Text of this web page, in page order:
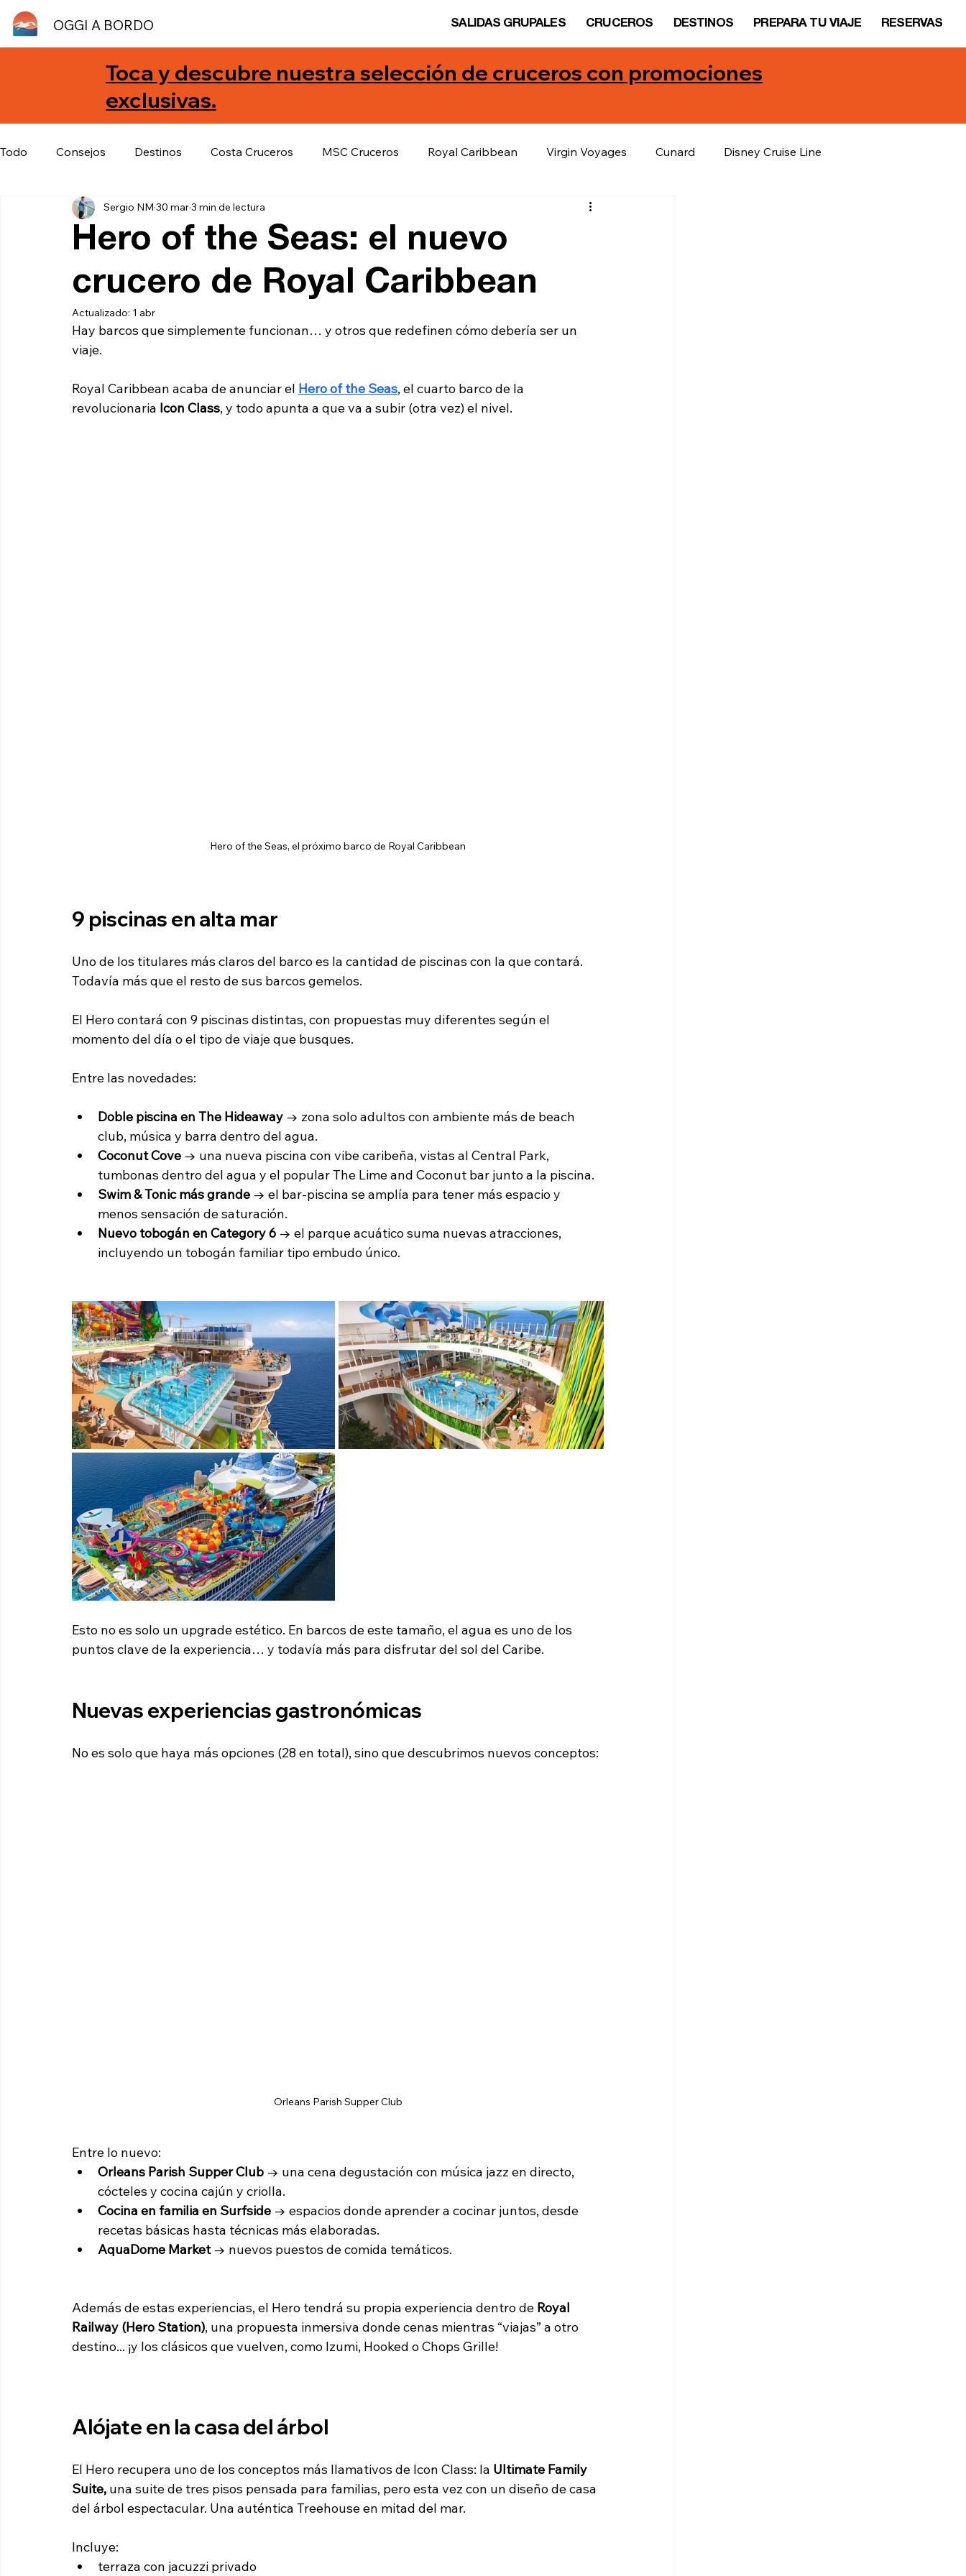
OGGI A BORDO SALIDAS GRUPALES CRUCEROS DESTINOS PREPARA TU VIAJE RESERVAS
Toca y descubre nuestra selección de cruceros con promociones
exclusivas.
Todo Consejos Destinos Costa Cruceros MSC Cruceros Royal Caribbean Virgin Voyages Cunard Disney Cruise Line
Norwegian Cruise Line Noticias
Hero of the Seas: el nuevo
crucero de Royal Caribbean
Sergio NM 30 mar3 min de lectura
Actualizado: 1 abr
Hay barcos que simplemente funcionan… y otros que redefinen cómo debería ser un
viaje.
Royal Caribbean acaba de anunciar el Hero of the Seas, el cuarto barco de la
revolucionaria Icon Class, y todo apunta a que va a subir (otra vez) el nivel.
Hero of the Seas, el próximo barco de Royal Caribbean
9 piscinas en alta mar
Uno de los titulares más claros del barco es la cantidad de piscinas con la que contará.
Todavía más que el resto de sus barcos gemelos.
El Hero contará con 9 piscinas distintas, con propuestas muy diferentes según el
momento del día o el tipo de viaje que busques.
Entre las novedades:
Doble piscina en The Hideaway → zona solo adultos con ambiente más de beach
club, música y barra dentro del agua.
Coconut Cove → una nueva piscina con vibe caribeña, vistas al Central Park,
tumbonas dentro del agua y el popular The Lime and Coconut bar junto a la piscina.
Swim & Tonic más grande → el bar-piscina se amplía para tener más espacio y
menos sensación de saturación.
Nuevo tobogán en Category 6 → el parque acuático suma nuevas atracciones,
incluyendo un tobogán familiar tipo embudo único.
Esto no es solo un upgrade estético. En barcos de este tamaño, el agua es uno de los
puntos clave de la experiencia… y todavía más para disfrutar del sol del Caribe.
Nuevas experiencias gastronómicas
No es solo que haya más opciones (28 en total), sino que descubrimos nuevos conceptos:
Orleans Parish Supper Club
Entre lo nuevo:
Orleans Parish Supper Club → una cena degustación con música jazz en directo,
cócteles y cocina cajún y criolla.
Cocina en familia en Surfside → espacios donde aprender a cocinar juntos, desde
recetas básicas hasta técnicas más elaboradas.
AquaDome Market → nuevos puestos de comida temáticos.
Además de estas experiencias, el Hero tendrá su propia experiencia dentro de Royal
Railway (Hero Station), una propuesta inmersiva donde cenas mientras “viajas” a otro
destino... ¡y los clásicos que vuelven, como Izumi, Hooked o Chops Grille!
Alójate en la casa del árbol
El Hero recupera uno de los conceptos más llamativos de Icon Class: la Ultimate Family
Suite, una suite de tres pisos pensada para familias, pero esta vez con un diseño de casa
del árbol espectacular. Una auténtica Treehouse en mitad del mar.
Incluye:
terraza con jacuzzi privado